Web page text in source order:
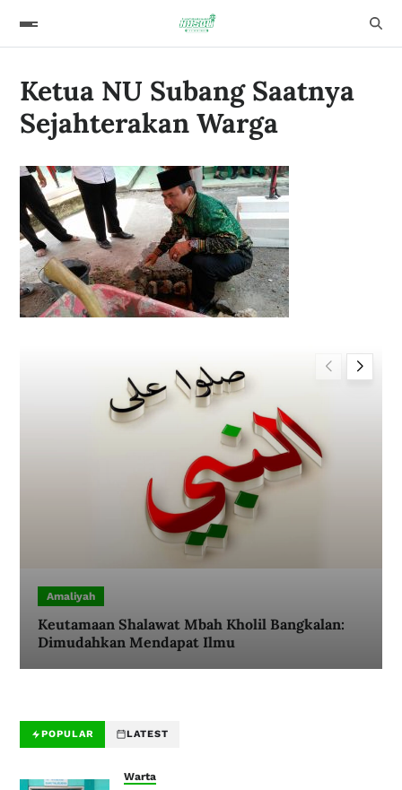
Ketua NU Subang Saatnya
Sejahterakan Warga
Amaliyah
Keutamaan Shalawat Mbah Kholil Bangkalan:
Dimudahkan Mendapat Ilmu
POPULAR LATEST
Warta